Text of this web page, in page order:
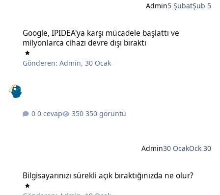
Admin5 ŞubatŞub 5
Google, IPIDEA'ya karşı mücadele başlattı ve
milyonlarca cihazı devre dışı bıraktı
Gönderen:Admin,30 Ocak
0 cevap 350 görüntü
Admin30 OcakOck 30
Bilgisayarınızı sürekli açık bıraktığınızda ne olur?